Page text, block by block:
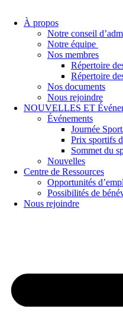
À propos
Notre conseil
Notre équipe
Nos membres
Répertoire
Répertoire
Nos documents
Nous rejoindre
NOUVELLES ET
Événements
Journée
Prix sportifs
Sommet du
Nouvelles
Centre de Ressources
Opportunités
Possibilités de
Nous rejoindre